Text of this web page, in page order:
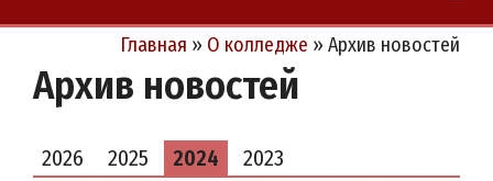
Главная » О колледже » Архив новостей
Архив новостей
2026 2025 2024
2023